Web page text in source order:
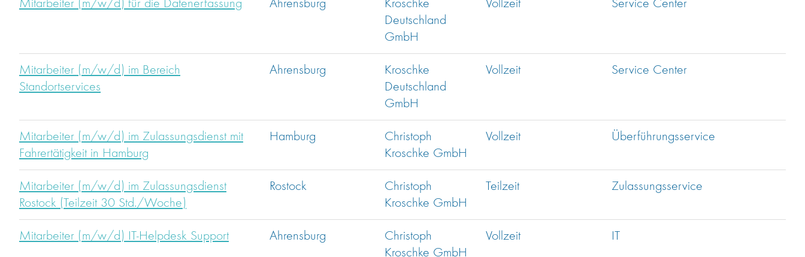
Mitarbeiter (m/w/d) für die Datenerfassung Ahrensburg
Kroschke
Deutschland
GmbH
Vollzeit Service Center
Mitarbeiter (m/w/d) im Bereich
Standortservices
Ahrensburg
Kroschke
Deutschland
GmbH
Vollzeit Service Center
Mitarbeiter (m/w/d) im Zulassungsdienst mit
Fahrertätigkeit in Hamburg
Hamburg
Christoph
Kroschke GmbH
Vollzeit Überführungsservice
Mitarbeiter (m/w/d) im Zulassungsdienst
Rostock (Teilzeit 30 Std./Woche)
Rostock
Christoph
Kroschke GmbH
Teilzeit Zulassungsservice
Mitarbeiter (m/w/d) IT-Helpdesk Support Ahrensburg
Christoph
Kroschke GmbH
Vollzeit IT